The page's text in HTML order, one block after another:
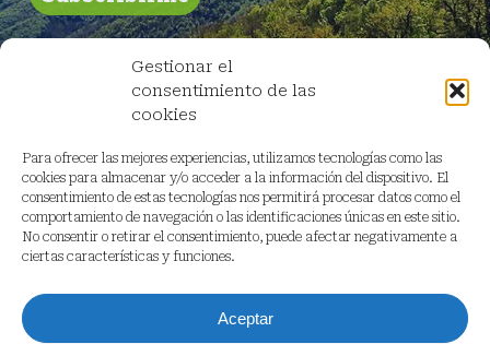
Gestionar el
consentimiento de las
cookies
Para ofrecer las mejores experiencias, utilizamos tecnologías como las
cookies para almacenar y/o acceder a la información del dispositivo. El
consentimiento de estas tecnologías nos permitirá procesar datos como el
comportamiento de navegación o las identificaciones únicas en este sitio.
No consentir o retirar el consentimiento, puede afectar negativamente a
ciertas características y funciones.
Aceptar